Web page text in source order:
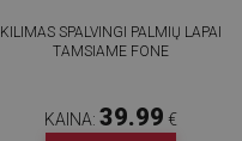
KILIMAS SPALVINGI PALMIŲ LAPAI
TAMSIAME FONE
KAINA: 39.99 €